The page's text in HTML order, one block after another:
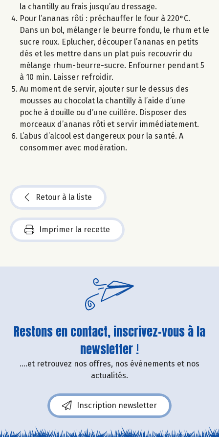
la chantilly au frais jusqu’au dressage.
Pour l’ananas rôti : préchauffer le four à 220°C.
Dans un bol, mélanger le beurre fondu, le rhum et le
sucre roux. Eplucher, découper l’ananas en petits
dés et les mettre dans un plat puis recouvrir du
mélange rhum-beurre-sucre. Enfourner pendant 5
à 10 min. Laisser refroidir.
Au moment de servir, ajouter sur le dessus des
mousses au chocolat la chantilly à l’aide d’une
poche à douille ou d’une cuillère. Disposer des
morceaux d’ananas rôti et servir immédiatement.
L’abus d’alcool est dangereux pour la santé. A
consommer avec modération.
Retour à la liste
Imprimer la recette
Restons en contact, inscrivez-vous à la
newsletter !
....et retrouvez nos offres, nos événements et nos
actualités.
Inscription newsletter